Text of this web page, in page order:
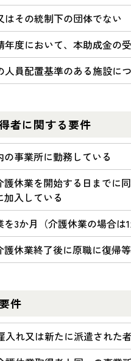
はその統制下の団体でない
年度において、本助成金の
人員配置基準のある施設に
者に関する要件
の事業所に勤務している
護休業を開始する日までに
加入している
を3か月（介護休業の場合は
護休業終了後に原職に復帰
件
入れ又は新たに派遣された